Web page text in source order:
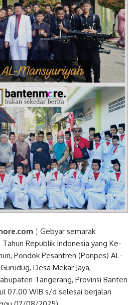
¦ Gebyar semarak
Republik Indonesia yang Ke-
Pondok Pesantren (Ponpes) AL-
Desa Mekar Jaya,
Tangerang, Provinsi Banten
07.00 WIB s/d selesai berjalan